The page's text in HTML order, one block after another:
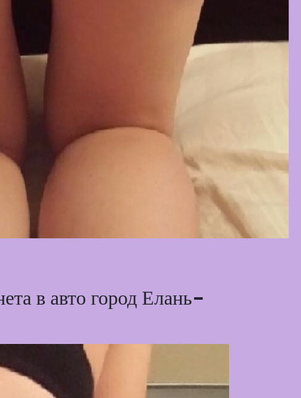
в авто город Елань-